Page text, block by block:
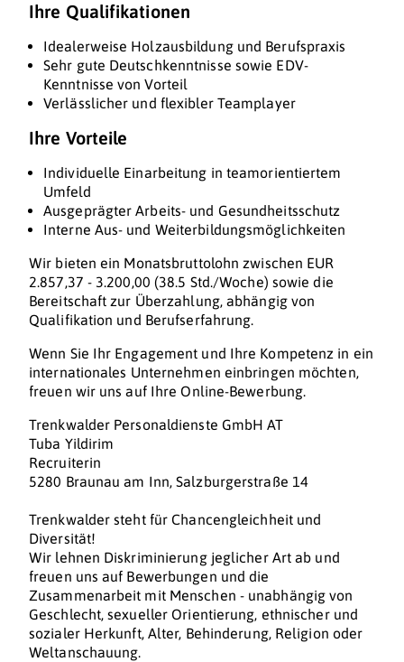
Ihre Qualifikationen
Idealerweise Holzausbildung und Berufspraxis
Sehr gute Deutschkenntnisse sowie EDV-
Kenntnisse von Vorteil
Verlässlicher und flexibler Teamplayer
Ihre Vorteile
Individuelle Einarbeitung in teamorientiertem
Umfeld
Ausgeprägter Arbeits- und Gesundheitsschutz
Interne Aus- und Weiterbildungsmöglichkeiten
Wir bieten ein Monatsbruttolohn zwischen EUR
2.857,37 - 3.200,00 (38.5 Std./Woche) sowie die
Bereitschaft zur Überzahlung, abhängig von
Qualifikation und Berufserfahrung.
Wenn Sie Ihr Engagement und Ihre Kompetenz in ein
internationales Unternehmen einbringen möchten,
freuen wir uns auf Ihre Online-Bewerbung.
Trenkwalder Personaldienste GmbH AT
Tuba Yildirim
Recruiterin
5280 Braunau am Inn, Salzburgerstraße 14
Trenkwalder steht für Chancengleichheit und
Diversität!
Wir lehnen Diskriminierung jeglicher Art ab und
freuen uns auf Bewerbungen und die
Zusammenarbeit mit Menschen - unabhängig von
Geschlecht, sexueller Orientierung, ethnischer und
sozialer Herkunft, Alter, Behinderung, Religion oder
Weltanschauung.